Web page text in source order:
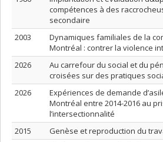
compétences à des
secondaire
2003
Dynamiques familiales de la
Montréal : contrer la violence
2026
Au carrefour du social et du
croisées sur des pratiques
2026
Expériences de demande
Montréal entre 2014-2016 au
l’intersectionnalité
2015
Genèse et reproduction du